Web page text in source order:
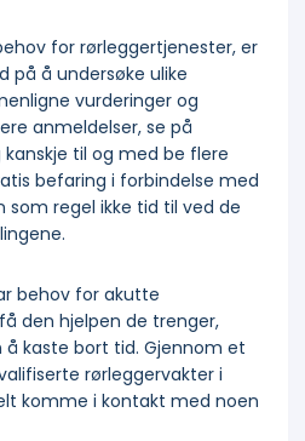
for rørleggertjenester, er
på å undersøke ulike
vurderinger og
anmeldelser, se på
til og med be flere
befaring i forbindelse med
som regel ikke tid til ved de
behov for akutte
den hjelpen de trenger,
kaste bort tid. Gjennom et
rørleggervakter i
komme i kontakt med noen